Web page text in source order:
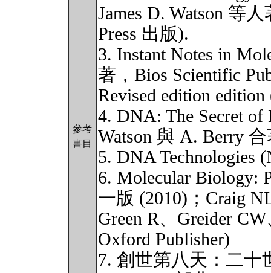
參考
書目
James D. Watson 等
Press 出版).
3. Instant Notes in
著，Bios Scientific
Revised edition
4. DNA: The Secret
Watson 與 A. Berry
5. DNA Technologies
6. Molecular Biology:
一版 (2010)；Craig
Green R、Greider
Oxford Publisher)
7. 創世第八天：二